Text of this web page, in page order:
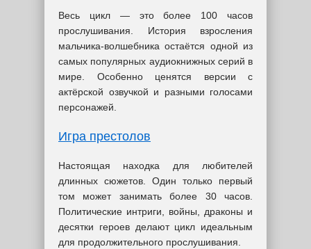
Весь цикл — это более 100 часов
прослушивания. История взросления
мальчика-волшебника остаётся одной из
самых популярных аудиокнижных серий в
мире. Особенно ценятся версии с
актёрской озвучкой и разными голосами
персонажей.
Игра престолов
Настоящая находка для любителей
длинных сюжетов. Один только первый
том может занимать более 30 часов.
Политические интриги, войны, драконы и
десятки героев делают цикл идеальным
для продолжительного прослушивания.